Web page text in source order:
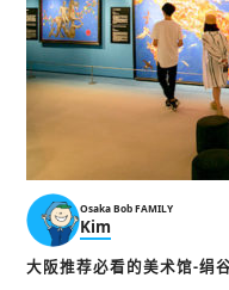
Osaka Bob FAMILY
Kim
大阪推荐必看的美术馆-绢